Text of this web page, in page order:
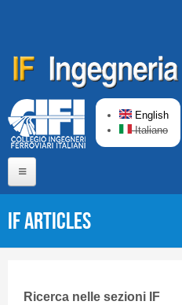
English
Italiano
Short presentation CIFI
IF articles
Ricerca nelle sezioni IF